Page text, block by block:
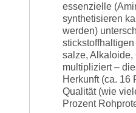
essenzielle
synthetisieren
werden)
salze, Alkaloide,
multipliziert –
Herkunft (ca. 16
Qualität (wie
Prozent